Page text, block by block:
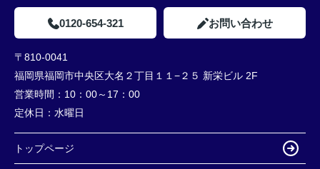
0120-654-321 お問い合わせ
〒810-0041
福岡県福岡市中央区大名２丁目１１−２５ 新栄ビル 2F
営業時間： 10：00～17：00
定休日： 水曜日
トップページ